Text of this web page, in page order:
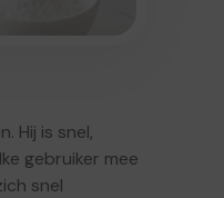
Hij is snel,
gebruiker mee
snel